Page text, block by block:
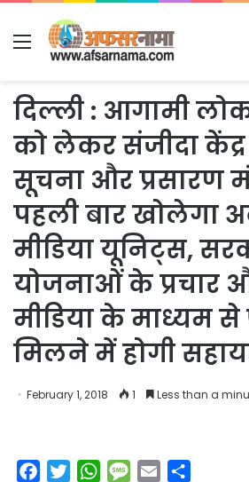
Menu
दिल्ली : आगामी
को लेकर संजीदा
सूचना और प्रसारण
पहली बार खोलेगा
मीडिया यूनिट्स,
योजनाओं के प्रचार
मीडिया के माध्यम
मिलने में होगी
February 1, 2018 1 Less than a
W
M